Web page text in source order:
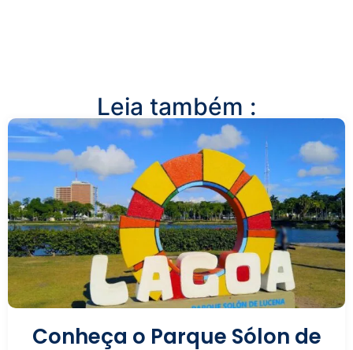
Leia também :
Conheça o Parque Sólon de